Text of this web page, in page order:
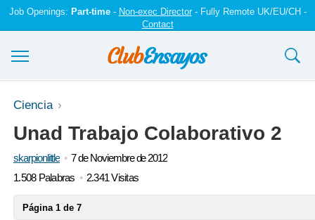
Job Openings: Part-time- Non-exec Director- Fully Remote UK/EU/CH -
Contact
Ensayos y trabajos
Registrarse
Iniciar sesión
Ciencia
Unad Trabajo Colaborativo 2
skarpionlittle
7 de Noviembre de 2012
1.508 Palabras
2.341 Visitas
Página 1 de 7